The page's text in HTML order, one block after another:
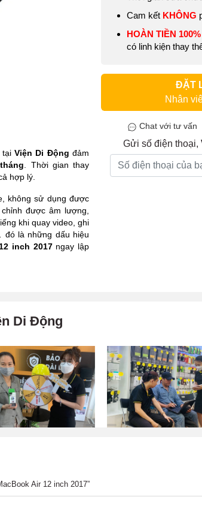
Viện Di Động đảm
. Thời gian thay
hợp lý.
không sử dụng được
được âm lượng,
khi quay video, ghi
đó là những dấu hiệu
inch 2017 ngay lập
Cam kết KHÔNG
HOÀN TIỀN 100%
có linh kiện thay
ĐẶT
Nhân
Chat với tư vấn
Gửi số điện thoại,
Di Động
Air 12 inch 2017”